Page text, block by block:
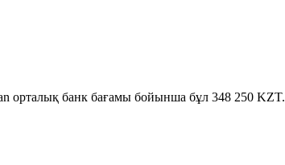
орталық банк бағамы бойынша бұл 348 250 KZT.